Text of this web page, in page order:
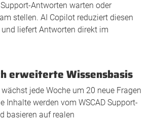
Antworten warten oder
stellen. AI Copilot reduziert diesen
liefert Antworten direkt im
erweiterte Wissensbasis
jede Woche um 20 neue Fragen
Inhalte werden vom WSCAD Support-
basieren auf realen